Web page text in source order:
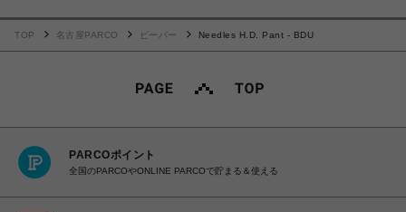
TOP 名古屋PARCO ビーバー Needles H.D. Pant - BDU
PARCOポイント
全国のPARCOやONLINE PARCOで貯まる＆使える